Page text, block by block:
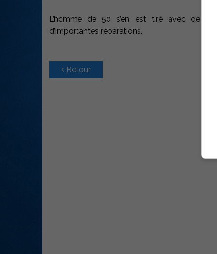
L’homme de 50 s’en est tiré avec de
d’importantes réparations.
Retour